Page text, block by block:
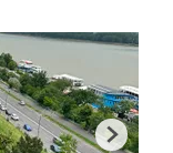
Next